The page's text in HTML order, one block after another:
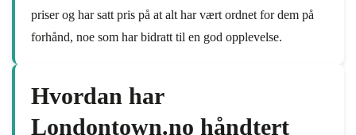
priser og har satt pris på at alt har vært ordnet for dem på
forhånd, noe som har bidratt til en god opplevelse.
Hvordan har
Londontown.no håndtert